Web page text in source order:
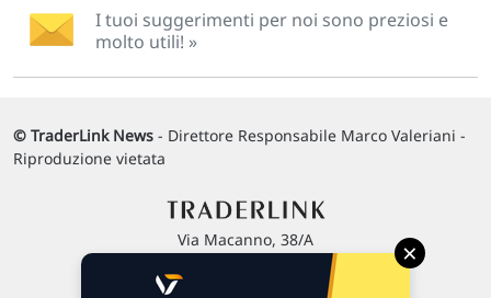
I tuoi suggerimenti per noi sono preziosi e
molto utili! »
© TraderLink News - Direttore Responsabile Marco Valeriani -
Riproduzione vietata
Via Macanno, 38/A
P.IVA 02 452 460 401
×